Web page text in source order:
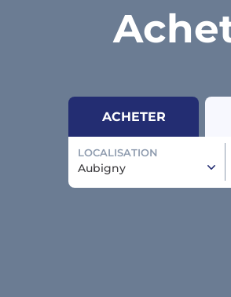
ACHETER
LOCALISATION
Aubigny